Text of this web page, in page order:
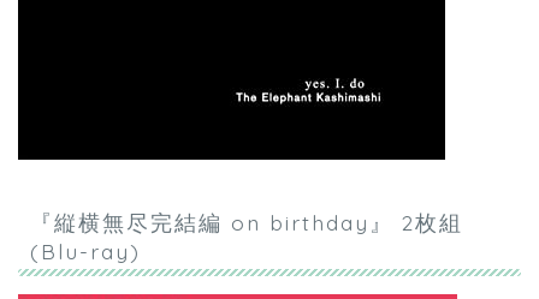
『縦横無尽完結編 on birthday』 2枚組
(Blu-ray)